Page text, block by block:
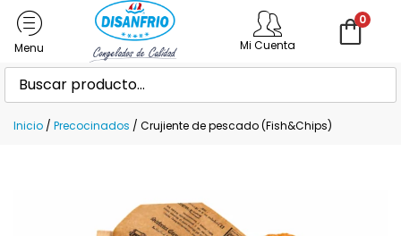
Mi Cuenta
0
Inicio / Precocinados / Crujiente de pescado (Fish&Chips)